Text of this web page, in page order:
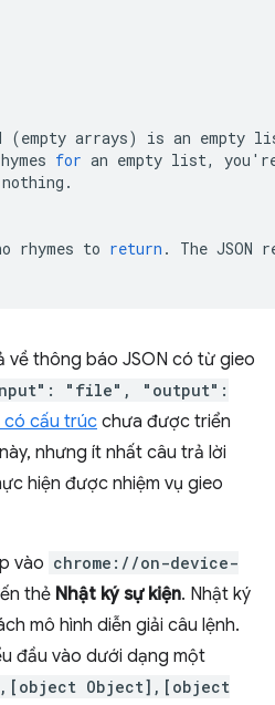
(empty arrays) is an empty
for an empty list, you '
nothing.
rhymes to return . The JSON
về thông báo JSON có từ gieo
"file", "output":
có cấu trúc chưa được triển
nhưng ít nhất câu trả lời
hiện được nhiệm vụ gieo
vào chrome://on-device-
thẻ Nhật ký sự kiện. Nhật ký
mô hình diễn giải câu lệnh.
đầu vào dưới dạng một
Object],[object